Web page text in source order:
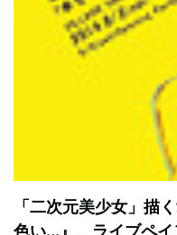
「二次元美少女」描